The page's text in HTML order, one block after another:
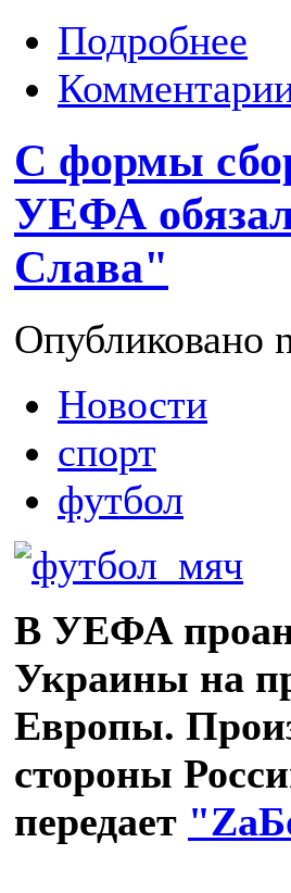
Подробнее
С формы
УЕФА
Слава"
Опубликовано
Новости
спорт
футбол
В УЕФА
Украины на
Европы.
стороны
передает